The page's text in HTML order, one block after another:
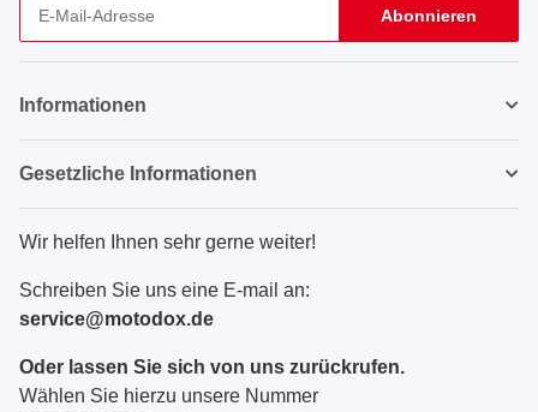
Abonnieren
Informationen
Gesetzliche Informationen
Wir helfen Ihnen sehr gerne weiter!
Schreiben Sie uns eine E-mail an:
service@motodox.de
Oder lassen Sie sich von uns zurückrufen.
Wählen Sie hierzu unsere Nummer